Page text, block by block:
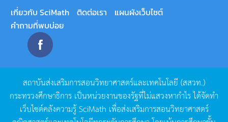
เกี่ยวกับ SciMath ติดต่อเรา
แผนผังเว็บไซต์
คำถามที่พบบ่อย
สถาบันส่งเสริมการสอนวิทยาศาสตร์และเทคโนโลยี (สสวท.)
กระทรวงศึกษาธิการ เป็นหน่วยงานของรัฐที่ไม่แสวงหากำไรได้จัดทำ
เว็บไซต์คลังความรู้SciMath เพื่อส่งเสริมการสอนวิทยาศาสตร์